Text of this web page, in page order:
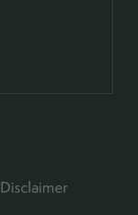
Disclaimer